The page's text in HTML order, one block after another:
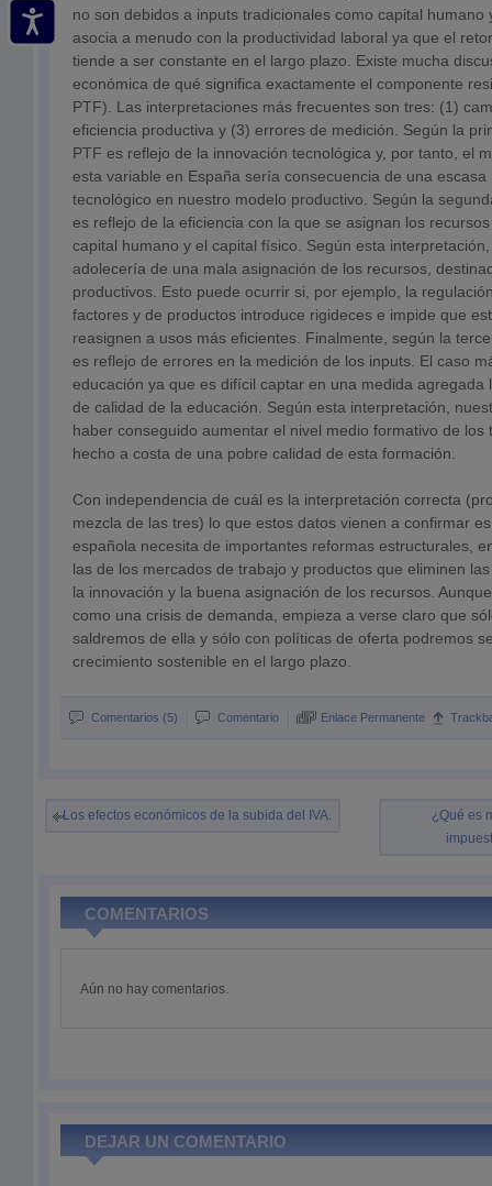
no son debidos a inputs tradicionales como capital humano
asocia a menudo con la productividad laboral ya que el
tiende a ser constante en el largo plazo. Existe mucha
económica de qué significa exactamente el componente
PTF). Las interpretaciones más frecuentes son tres: (1)
eficiencia productiva y (3) errores de medición. Según la
PTF es reflejo de la innovación tecnológica y, por tanto, el
esta variable en España sería consecuencia de una
tecnológico en nuestro modelo productivo. Según la
es reflejo de la eficiencia con la que se asignan los
capital humano y el capital físico. Según esta
adolecería de una mala asignación de los recursos,
productivos. Esto puede ocurrir si, por ejemplo, la
factores y de productos introduce rigideces e impide que
reasignen a usos más eficientes. Finalmente, según la
es reflejo de errores en la medición de los inputs. El caso
educación ya que es difícil captar en una medida agregada
de calidad de la educación. Según esta interpretación,
haber conseguido aumentar el nivel medio formativo de
hecho a costa de una pobre calidad de esta formación.
Con independencia de cuál es la interpretación correcta
mezcla de las tres) lo que estos datos vienen a confirmar
española necesita de importantes reformas estructurales,
las de los mercados de trabajo y productos que eliminen
la innovación y la buena asignación de los recursos.
como una crisis de demanda, empieza a verse claro que
saldremos de ella y sólo con políticas de oferta podremos
crecimiento sostenible en el largo plazo.
Comentarios (5) Comentario Enlace Permanente
Los efectos económicos de la subida del IVA.
¿Qué es
COMENTARIOS
Aún no hay comentarios.
DEJAR UN COMENTARIO